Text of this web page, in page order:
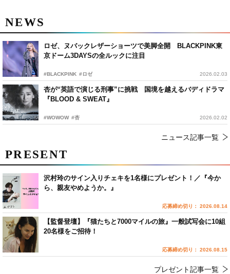
NEWS
ロゼ、ヌバックレザーショーツで美脚全開 BLACKPINK東
京ドーム3DAYSの全ルックに注目
#BLACKPINK #ロゼ 2026.02.03
杏が“英語で演じる刑事”に挑戦 国境を越えるバディドラマ
『BLOOD & SWEAT』
#WOWOW #杏 2026.02.02
ニュース記事一覧
PRESENT
沢村玲のサイン入りチェキを1名様にプレゼント！／『今か
ら、親友やめようか。』
応募締め切り： 2026.08.14
【監督登壇】『猫たちと7000マイルの旅』一般試写会に10組
20名様をご招待！
応募締め切り： 2026.08.15
プレゼント記事一覧